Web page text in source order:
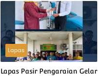
Pemeriksaan Kesehatan
Lapas
Lapas Pasir Pengaraian Gelar